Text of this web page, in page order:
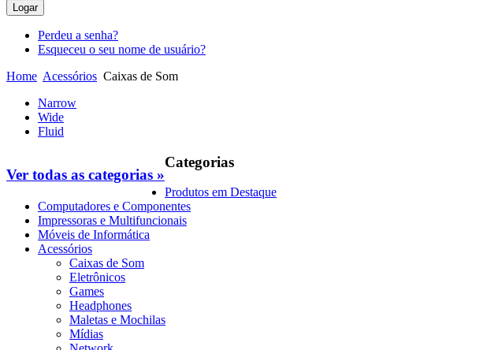
Perdeu a senha?
Esqueceu o seu nome de usuário?
Home Acessórios Caixas de Som
Narrow
Wide
Fluid
Ver todas as categorias »
Categorias
Produtos em Destaque
Computadores e Componentes
Impressoras e Multifuncionais
Móveis de Informática
Acessórios
Caixas de Som
Eletrônicos
Games
Headphones
Maletas e Mochilas
Mídias